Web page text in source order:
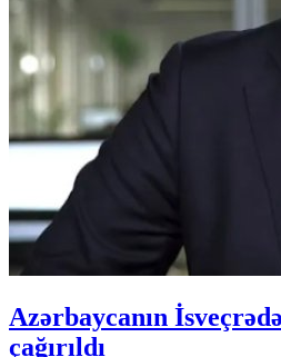
Azərbaycanın
çağırıldı